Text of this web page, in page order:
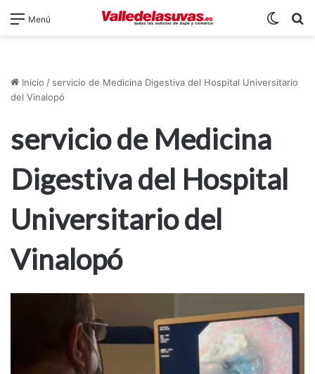
Menú
Inicio / servicio de Medicina Digestiva del Hospital Universitario
del Vinalopó
servicio de Medicina
Digestiva del Hospital
Universitario del
Vinalopó